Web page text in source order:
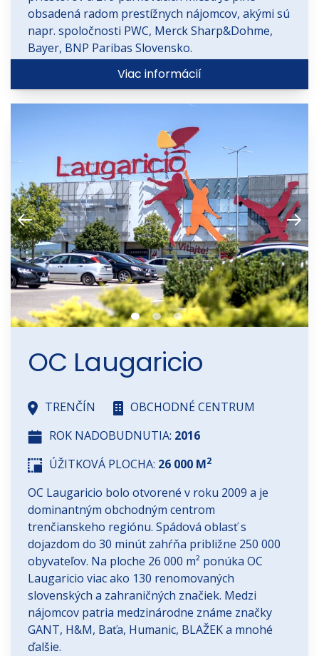
obsadená radom prestížnych nájomcov, akými sú
napr. spoločnosti PWC, Merck Sharp&Dohme,
Bayer, BNP Paribas Slovensko.
Viac informácií
OC Laugaricio
TRENČÍN
OBCHODNÉ CENTRUM
ROK NADOBUDNUTIA: 2016
ÚŽITKOVÁ PLOCHA: 26 000 M2
OC Laugaricio bolo otvorené v roku 2009 a je
dominantným obchodným centrom
trenčianskeho regiónu. Spádová oblasť s
dojazdom do 30 minút zahŕňa približne 250 000
obyvateľov. Na ploche 26 000 m² ponúka OC
Laugaricio viac ako 130 renomovaných
slovenských a zahraničných značiek. Medzi
nájomcov patria medzinárodne známe značky
GANT, H&M, Baťa, Humanic, BLAŽEK a mnohé
ďalšie.